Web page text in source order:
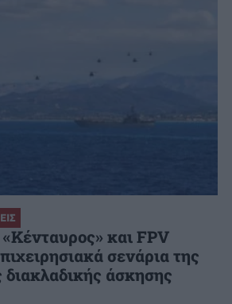
και FPV
σενάρια της
άσκησης